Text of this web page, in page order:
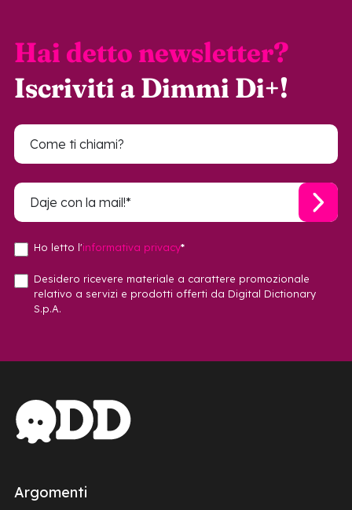
Hai detto newsletter?
Iscriviti a Dimmi Di+!
Ho letto l'informativa privacy*
Desidero ricevere materiale a carattere promozionale
relativo a servizi e prodotti offerti da Digital Dictionary
S.p.A.
Argomenti